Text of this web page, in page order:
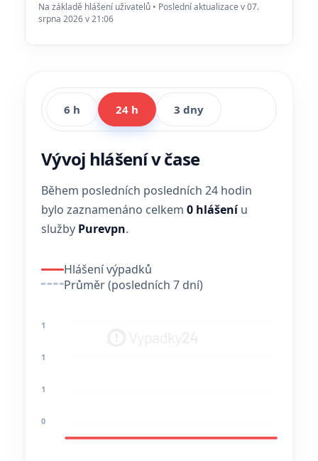
Na základě hlášení uživatelů • Poslední aktualizace v 07.
srpna 2026 v 21:06
6 h 24 h 3 dny
Vývoj hlášení v čase
Během posledních posledních 24 hodin
bylo zaznamenáno celkem 0 hlášeníu
služby Purevpn.
Hlášení výpadků
Průměr (posledních 7 dní)
1
1
1
0